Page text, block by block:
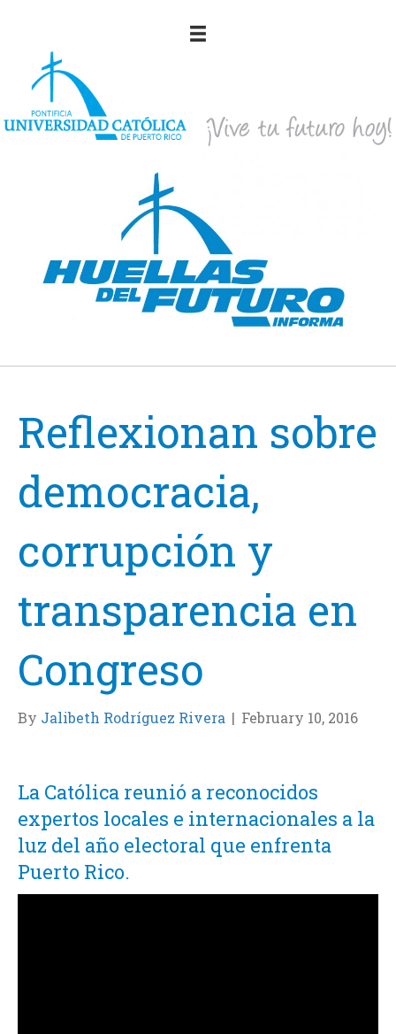
Reflexionan sobre
democracia,
corrupción y
transparencia en
Congreso
By Jalibeth Rodríguez Rivera | February 10, 2016
La Católica reunió a reconocidos
expertos locales e internacionales a la
luz del año electoral que enfrenta
Puerto Rico.